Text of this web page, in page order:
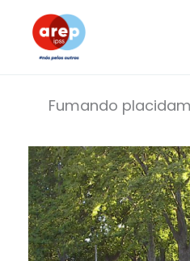
content
Fumando